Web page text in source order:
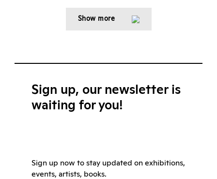
Show more
Sign up, our newsletter is
waiting for you!
Sign up now to stay updated on exhibitions,
events, artists, books.